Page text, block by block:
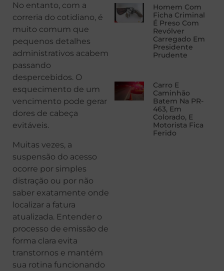
No entanto, com a
correria do cotidiano, é
muito comum que
pequenos detalhes
administrativos acabem
passando
despercebidos. O
esquecimento de um
vencimento pode gerar
dores de cabeça
evitáveis.
Muitas vezes, a
suspensão do acesso
ocorre por simples
distração ou por não
saber exatamente onde
localizar a fatura
atualizada. Entender o
processo de emissão de
forma clara evita
transtornos e mantém
sua rotina funcionando
Homem Com
Ficha Criminal
É Preso Com
Revólver
Carregado Em
Presidente
Prudente
Carro E
Caminhão
Batem Na PR-
463, Em
Colorado, E
Motorista Fica
Ferido